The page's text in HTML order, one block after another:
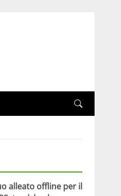
alleato offline per il